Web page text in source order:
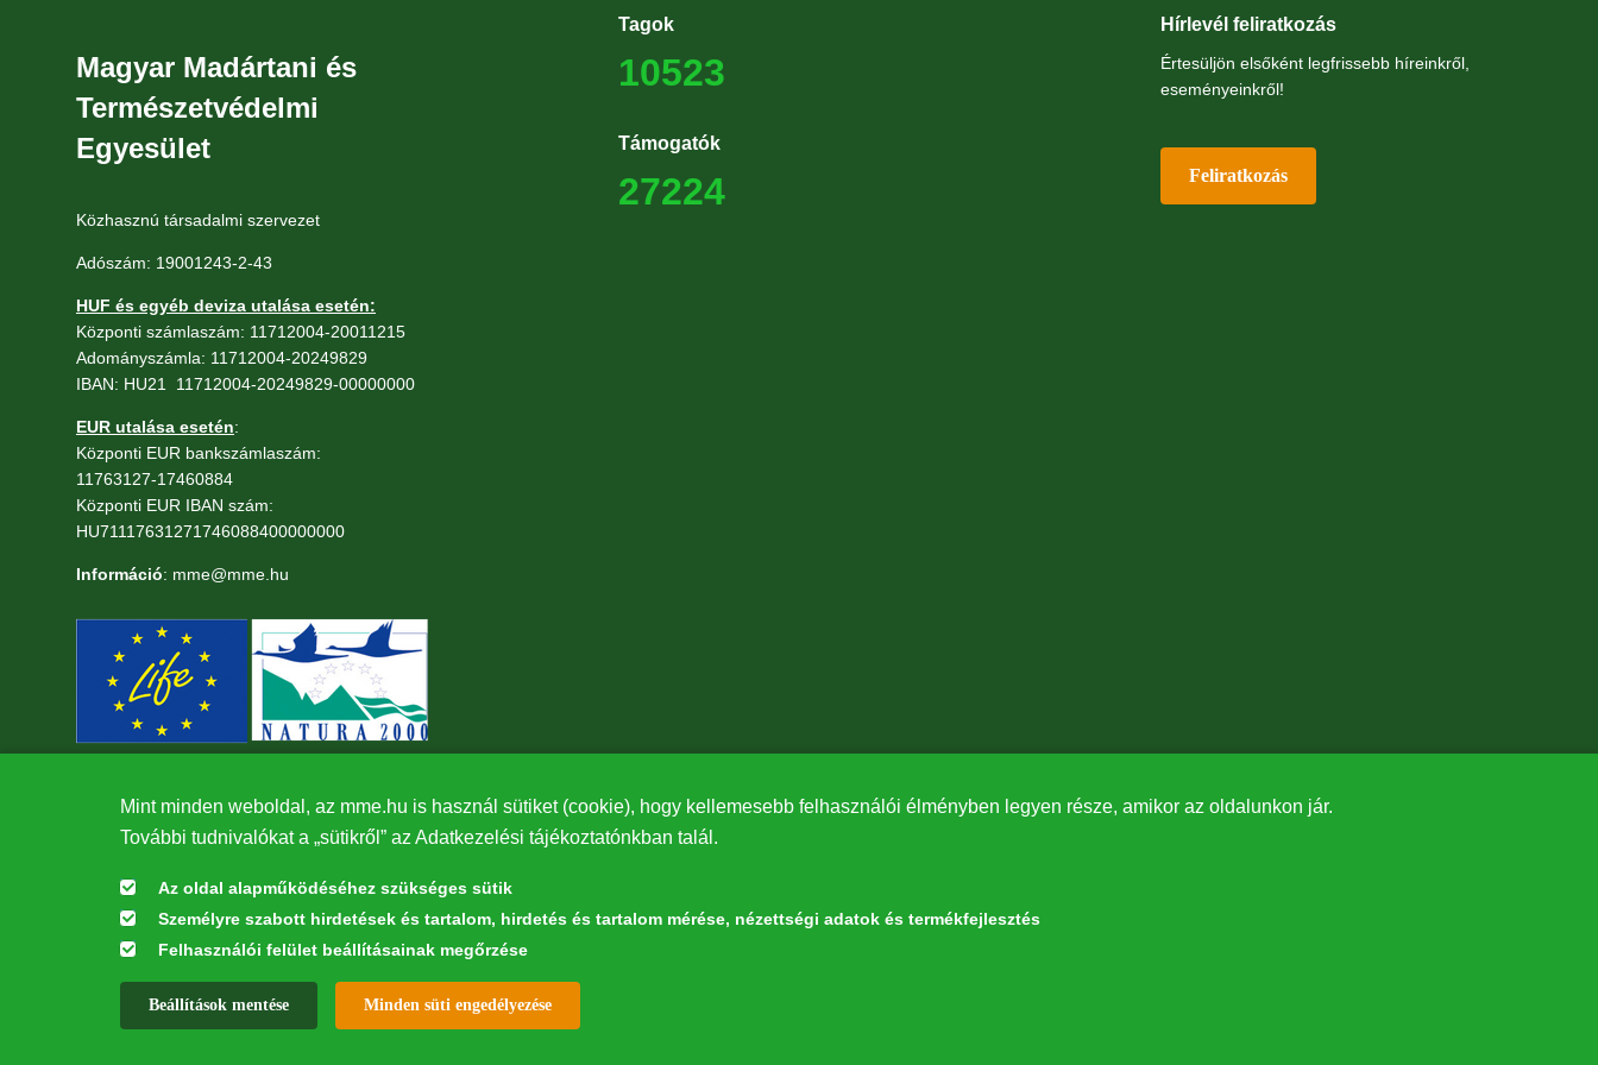
Magyar Madártani és
Természetvédelmi
Egyesület
Közhasznú társadalmi szervezet
Adószám: 19001243-2-43
HUF és egyéb deviza utalása esetén:
Központi számlaszám: 11712004-20011215
Adományszámla: 11712004-20249829
IBAN: HU21 11712004-20249829-00000000
EUR utalása esetén:
Központi EUR bankszámlaszám:
11763127-17460884
Központi EUR IBAN szám:
HU71117631271746088400000000
Információ: mme@mme.hu
Tagok
10523
Támogatók
27224
Hírlevél feliratkozás
Értesüljön elsőként legfrissebb híreinkről,
eseményeinkről!
Feliratkozás
Az oldal kialakítása a LIFE20 NGO4GD/HU/000037 „Közösen a természetért” elnevezésű program keretében az Európai Bizottság LIFE alapja támogatásában valósult meg.
Minden jog fenntartva © 2026
Mint minden weboldal, az mme.hu is használ sütiket (cookie), hogy kellemesebb felhasználói élményben legyen része, amikor az oldalunkon jár.
További tudnivalókat a „sütikről” az Adatkezelési tájékoztatónkban talál.
Az oldal alapműködéséhez szükséges sütik
Személyre szabott hirdetések és tartalom, hirdetés és tartalom mérése, nézettségi adatok és termékfejlesztés
Felhasználói felület beállításainak megőrzése
Beállítások mentése Minden süti engedélyezése